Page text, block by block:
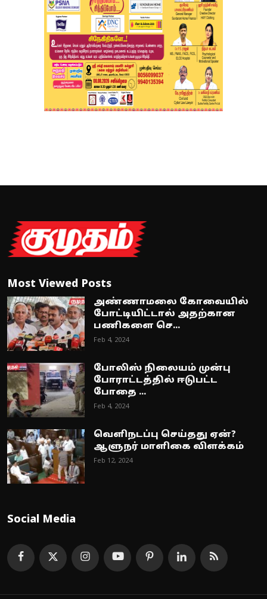
Most Viewed Posts
அண்ணாமலை கோவையில்
போட்டியிட்டால் அதற்கான
பணிகளை செ...
Feb 4, 2024
போலிஸ் நிலையம் முன்பு
போராட்டத்தில் ஈடுபட்ட
போதை ...
Feb 4, 2024
வெளிநடப்பு செய்தது ஏன்?
ஆளுநர் மாளிகை விளக்கம்
Feb 12, 2024
Social Media